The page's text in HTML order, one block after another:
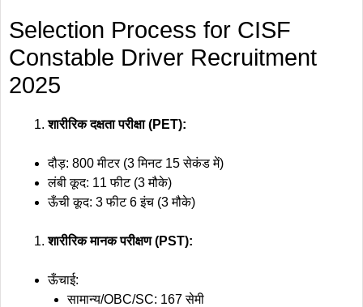
Selection Process for CISF
Constable Driver Recruitment
2025
शारीरिक दक्षता परीक्षा (PET):
दौड़: 800 मीटर (3 मिनट 15 सेकंड में)
लंबी कूद: 11 फीट (3 मौके)
ऊँची कूद: 3 फीट 6 इंच (3 मौके)
शारीरिक मानक परीक्षण (PST):
ऊँचाई:
सामान्य/OBC/SC: 167 सेमी